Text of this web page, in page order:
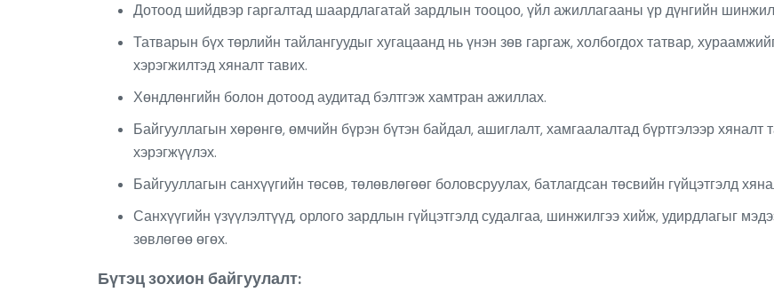
Дотоод шийдвэр гаргалтад шаардлагатай зардлын тооцоо, үйл ажиллагааны үр дүнгийн
Татварын бүх төрлийн тайлангуудыг хугацаанд нь үнэн зөв гаргаж, холбогдох татвар,
хэрэгжилтэд хяналт тавих.
Хөндлөнгийн болон дотоод аудитад бэлтгэж хамтран ажиллах.
Байгууллагын хөрөнгө, өмчийн бүрэн бүтэн байдал, ашиглалт, хамгаалалтад бүртгэлээр хяналт
хэрэгжүүлэх.
Байгууллагын санхүүгийн төсөв, төлөвлөгөөг боловсруулах, батлагдсан төсвийн гүйцэтгэлд
Санхүүгийн үзүүлэлтүүд, орлого зардлын гүйцэтгэлд судалгаа, шинжилгээ хийж, удирдлагыг
зөвлөгөө өгөх.
Бүтэц зохион байгуулалт: